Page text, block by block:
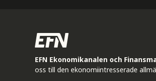
EFN Ekonomikanalen och
oss till den ekonomiintresserade